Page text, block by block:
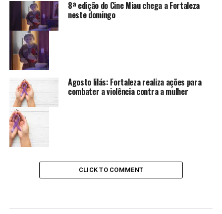
8ª edição do Cine Miau chega a Fortaleza
neste domingo
Agosto lilás: Fortaleza realiza ações para
combater a violência contra a mulher
CLICK TO COMMENT